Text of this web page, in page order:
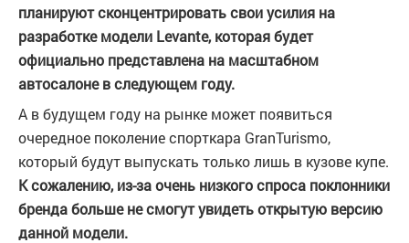
планируют сконцентрировать свои усилия на
разработке модели Levante, которая будет
официально представлена на масштабном
автосалоне в следующем году.
А в будущем году на рынке может появиться
очередное поколение спорткара GranTurismo,
который будут выпускать только лишь в кузове купе.
К сожалению, из-за очень низкого спроса поклонники
бренда больше не смогут увидеть открытую версию
данной модели.